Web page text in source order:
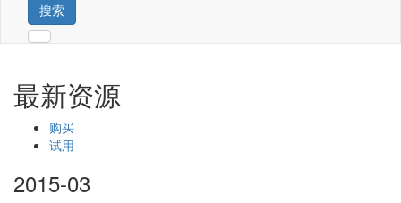
搜索
最新资源
购买
试用
2015-03